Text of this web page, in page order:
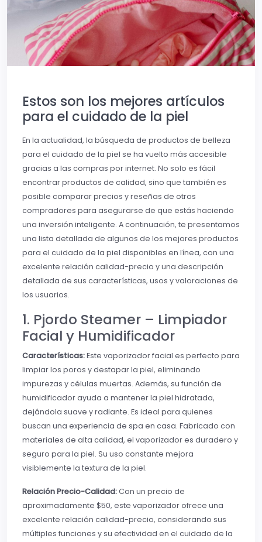
Estos son los mejores artículos
para el cuidado de la piel
En la actualidad, la búsqueda de productos de belleza
para el cuidado de la piel se ha vuelto más accesible
gracias a las compras por internet. No solo es fácil
encontrar productos de calidad, sino que también es
posible comparar precios y reseñas de otros
compradores para asegurarse de que estás haciendo
una inversión inteligente. A continuación, te presentamos
una lista detallada de algunos de los mejores productos
para el cuidado de la piel disponibles en línea, con una
excelente relación calidad-precio y una descripción
detallada de sus características, usos y valoraciones de
los usuarios.
1. Pjordo Steamer – Limpiador
Facial y Humidificador
Características:Este vaporizador facial es perfecto para
limpiar los poros y destapar la piel, eliminando
impurezas y células muertas. Además, su función de
humidificador ayuda a mantener la piel hidratada,
dejándola suave y radiante. Es ideal para quienes
buscan una experiencia de spa en casa. Fabricado con
materiales de alta calidad, el vaporizador es duradero y
seguro para la piel. Su uso constante mejora
visiblemente la textura de la piel.
Relación Precio-Calidad:Con un precio de
aproximadamente $50, este vaporizador ofrece una
excelente relación calidad-precio, considerando sus
múltiples funciones y su efectividad en el cuidado de la